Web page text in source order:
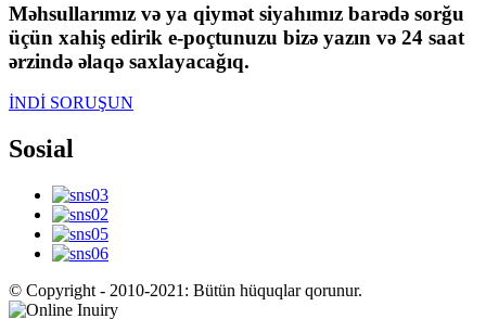
Məhsullarımız və ya qiymət siyahımız barədə sorğu
üçün xahiş edirik e-poçtunuzu bizə yazın və 24 saat
ərzində əlaqə saxlayacağıq.
İNDİ SORUŞUN
Sosial
© Copyright - 2010-2021: Bütün hüquqlar qorunur.